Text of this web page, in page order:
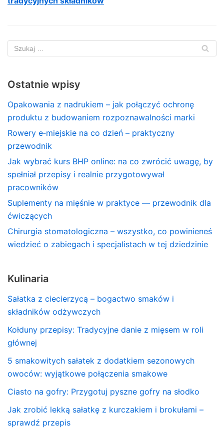
Ostatnie wpisy
Opakowania z nadrukiem – jak połączyć ochronę
produktu z budowaniem rozpoznawalności marki
Rowery e‑miejskie na co dzień – praktyczny
przewodnik
Jak wybrać kurs BHP online: na co zwrócić uwagę, by
spełniał przepisy i realnie przygotowywał
pracowników
Suplementy na mięśnie w praktyce — przewodnik dla
ćwiczących
Chirurgia stomatologiczna – wszystko, co powinieneś
wiedzieć o zabiegach i specjalistach w tej dziedzinie
Kulinaria
Sałatka z ciecierzycą – bogactwo smaków i
składników odżywczych
Kołduny przepisy: Tradycyjne danie z mięsem w roli
głównej
5 smakowitych sałatek z dodatkiem sezonowych
owoców: wyjątkowe połączenia smakowe
Ciasto na gofry: Przygotuj pyszne gofry na słodko
Jak zrobić lekką sałatkę z kurczakiem i brokułami –
sprawdź przepis